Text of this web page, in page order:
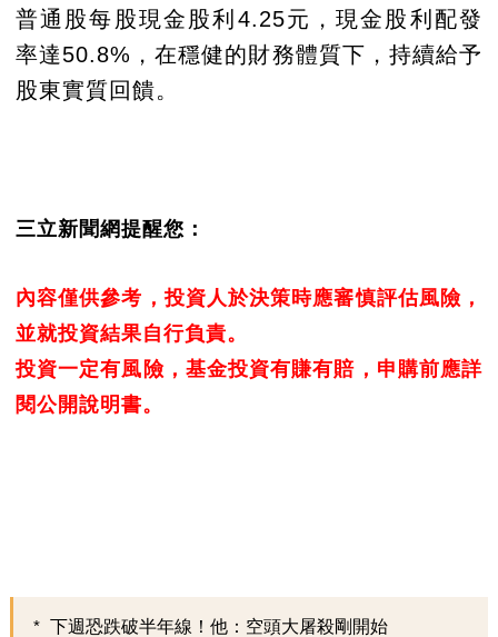
普通股每股現金股利4.25元，現金股利配發
率達50.8%，在穩健的財務體質下，持續給予
股東實質回饋。
三立新聞網提醒您：
內容僅供參考，投資人於決策時應審慎評估風險，
並就投資結果自行負責。
投資一定有風險，基金投資有賺有賠，申購前應詳
閱公開說明書。
下週恐跌破半年線！他：空頭大屠殺剛開始